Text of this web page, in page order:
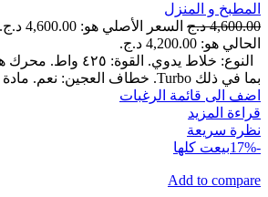
المطبخ و المنزل
4,600.00 د.ج السعر الأصلي هو: 4,600.00 د.ج.
الحالي هو: 4,200.00 د.ج.
بما في ذلك Turbo. خطاف العجين: نعم. مادة
اضف الى قائمة الرغبات
قراءة المزيد
نظرة سريعة
-17%
بيعت كلها
Add to compare